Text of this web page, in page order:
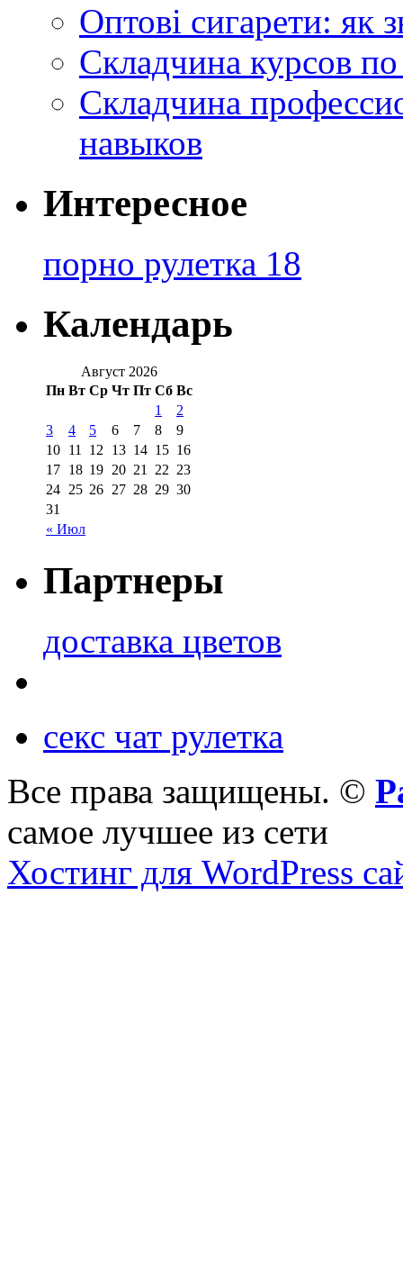
Оптові сигарети: як
Складчина курсов
Складчина
навыков
Интересное
порно рулетка 18
Календарь
Август 2026
Пн Вт Ср Чт Пт Сб Вс
« Июл
1
2
3
4 5 6 7 8
9
10 11 12 13 14 15 16
17 18 19 20 21 22 23
24 25 26 27 28 29 30
31
Партнеры
доставка цветов
секс чат рулетка
Все права защищены. ©
самое лучшее из сети
Хостинг для WordPress